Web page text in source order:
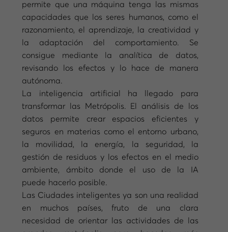
permite que una máquina tenga las mismas
capacidades que los seres humanos, como el
razonamiento, el aprendizaje, la creatividad y
la adaptación del comportamiento. Se
consigue mediante la analítica de datos,
revisando los efectos y lo hace de manera
autónoma.
La inteligencia artificial ha llegado para
transformar las Metrópolis. El análisis de los
datos permite crear espacios eficientes y
seguros en materias como el entorno urbano,
la movilidad, la energía, la seguridad, la
gestión de residuos y los efectos en el medio
ambiente, ámbito donde el uso de la IA
puede hacerlo posible.
Las Ciudades inteligentes ya son una realidad
en muchos países, fruto de una clara
necesidad de orientar las actividades de las